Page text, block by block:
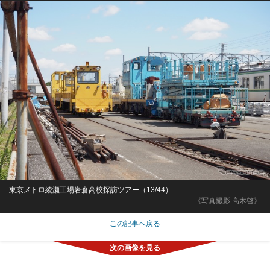
《写真撮影 高木啓》
東京メトロ綾瀬工場岩倉高校探訪ツアー（13/44）
この記事へ戻る